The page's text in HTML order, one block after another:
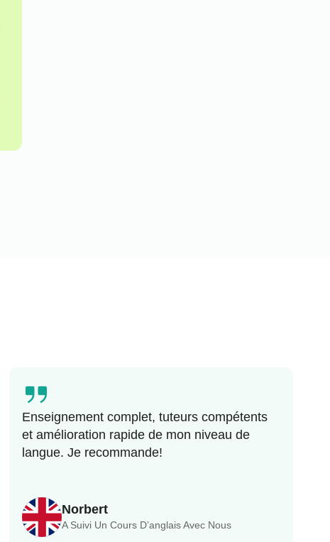
Norbert
A Suivi Un Cours D’anglais Avec Nous
Enseignement complet, tuteurs compétents
et amélioration rapide de mon niveau de
langue. Je recommande!